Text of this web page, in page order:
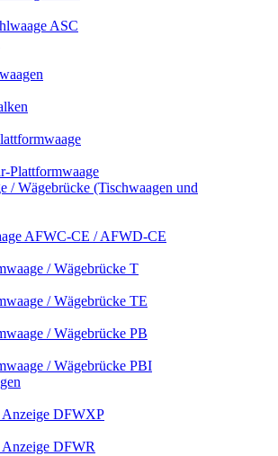
ASC
Plattformwaage
/ Wägebrücke (Tischwaagen und
AFWC-CE / AFWD-CE
/ Wägebrücke T
/ Wägebrücke TE
/ Wägebrücke PB
/ Wägebrücke PBI
DFWXP
DFWR